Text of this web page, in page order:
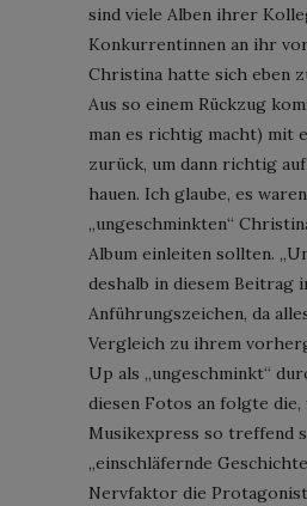
sind viele Alben ihrer
Konkurrentinnen an ihr
Christina hatte sich eben
Aus so einem Rückzug
man es richtig macht) mit
zurück, um dann richtig
hauen. Ich glaube, es
„ungeschminkten“
Album einleiten sollten.
deshalb in diesem Beitrag
Anführungszeichen, da
Vergleich zu ihrem
Up als „ungeschminkt“
diesen Fotos an folgte die,
Musikexpress so treffend
„einschläfernde
Nervfaktor die